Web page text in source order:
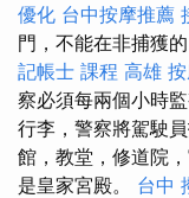
優化 台中按摩推薦
門，不能在非捕獲
記帳士 課程 高雄
察必須每兩個小時
行李，警察將駕駛
館，教堂，修道院
是皇家宮殿。 台中